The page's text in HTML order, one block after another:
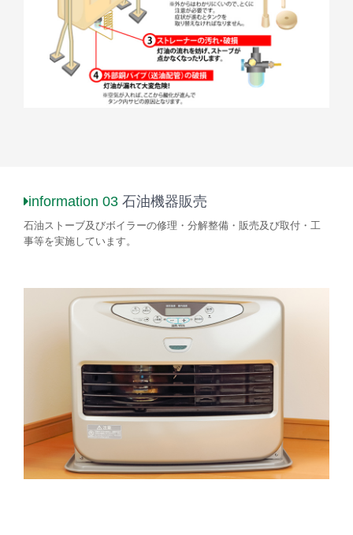
information 03 石油機器販売
石油ストーブ及びボイラーの修理・分解整備・販売及び取付・工
事等を実施しています。